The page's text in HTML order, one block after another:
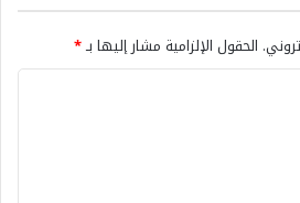
الحقول الإلزامية مشار إليها بـ*